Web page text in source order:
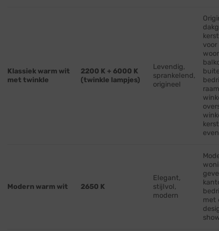
Klassiek warm wit
met twinkle
2200 K + 6000 K
(twinkle lampjes)
Levendig,
sprankelend,
origineel
voor
Modern warm wit 2650 K
Elegant,
stijlvol,
modern
met